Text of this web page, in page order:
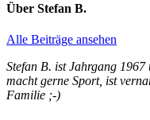
Über Stefan B.
Alle Beiträge ansehen
Stefan B. ist Jahrgang
macht gerne Sport, ist
Familie ;-)